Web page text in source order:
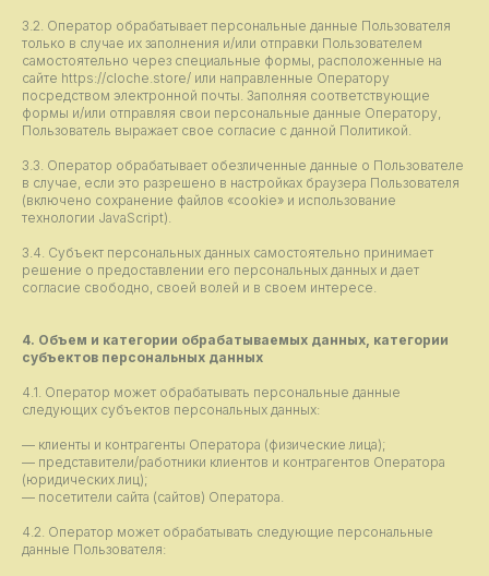
3.2. Оператор обрабатывает персональные данные Пользователя
только в случае их заполнения и/или отправки Пользователем
самостоятельно через специальные формы, расположенные на
сайте https://cloche.store/ или направленные Оператору
посредством электронной почты. Заполняя соответствующие
формы и/или отправляя свои персональные данные Оператору,
Пользователь выражает свое согласие с данной Политикой.
3.3. Оператор обрабатывает обезличенные данные о Пользователе
в случае, если это разрешено в настройках браузера Пользователя
(включено сохранение файлов «cookie» и использование
технологии JavaScript).
3.4. Субъект персональных данных самостоятельно принимает
решение о предоставлении его персональных данных и дает
согласие свободно, своей волей и в своем интересе.
4. Объем и категории обрабатываемых данных, категории
субъектов персональных данных
4.1. Оператор может обрабатывать персональные данные
следующих субъектов персональных данных:
— клиенты и контрагенты Оператора (физические лица);
— представители/работники клиентов и контрагентов Оператора
(юридических лиц);
— посетители сайта (сайтов) Оператора.
4.2. Оператор может обрабатывать следующие персональные
данные Пользователя: